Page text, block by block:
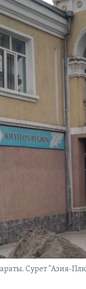
Сурет "Азия-